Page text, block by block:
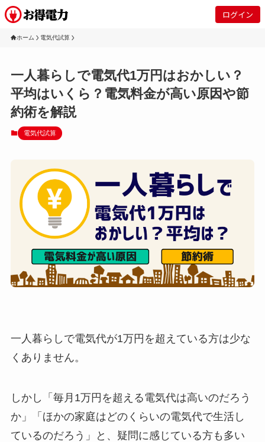
ログイン
ホーム 電気代試算
一人暮らしで電気代1万円はおかしい？
平均はいくら？電気料金が高い原因や節
約術を解説
電気代試算
一人暮らしで電気代が1万円を超えている方は少な
くありません。
しかし「毎月1万円を超える電気代は高いのだろう
か」「ほかの家庭はどのくらいの電気代で生活し
ているのだろう」と、疑問に感じている方も多い